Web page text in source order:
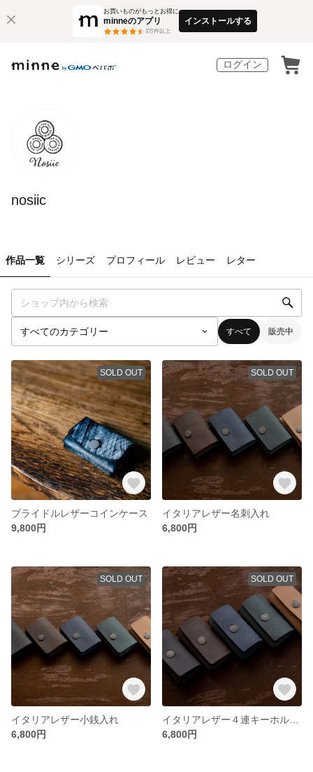
お買いものがもっとお得に
minneのアプリ
3万件以上
インストールする
ログイン
nosiic
作品一覧 シリーズ プロフィール レビュー レター
すべて 販売中
SOLD OUT
ブライドルレザーコインケース
9,800円
SOLD OUT
イタリアレザー名刺入れ
6,800円
SOLD OUT
イタリアレザー小銭入れ
6,800円
SOLD OUT
6,800円